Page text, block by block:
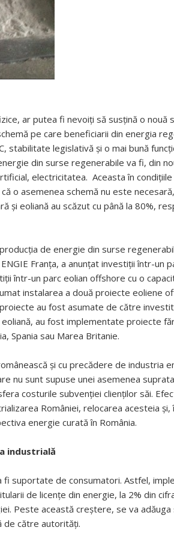
ar putea fi nevoiți să susțină o nouă
pe care beneficiarii din energia
stabilitate legislativă și o mai bună
din surse regenerabile va fi, din
electricitatea. Aceasta în condițiile
o asemenea schemă nu este
eoliană au scăzut cu până la 80%,
de energie din surse
Franța, a anunțat investiții într-un
într-un parc eolian offshore cu o
instalarea a două proiecte eoliene
au fost asumate de către
au fost implementate proiecte
Spania sau Marea Britanie.
și cu precădere de industria
nu sunt supuse unei asemenea
costurile subvenției clienților săi.
României, relocarea acesteia și,
energie curată în România.
industrială
suportate de consumatori. Astfel,
de licențe din energie, la 2% din
Peste această creștere, se va adăuga
de către autorități.